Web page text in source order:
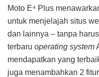
Moto E⁴ Plus
untuk menjelajah situs
dan lainnya – tanpa
terbaru operating system
mendapatkan yang
juga menambahkan 2 fitur